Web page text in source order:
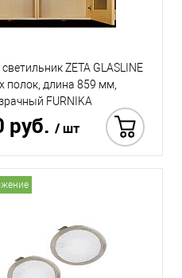
ZETA GLASLINE
полок, длина 859 мм,
FURNIKA
руб. / шт